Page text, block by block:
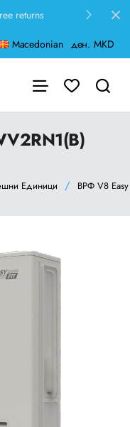
30
Macedonian ден. MKD
Единици ВРФ V8